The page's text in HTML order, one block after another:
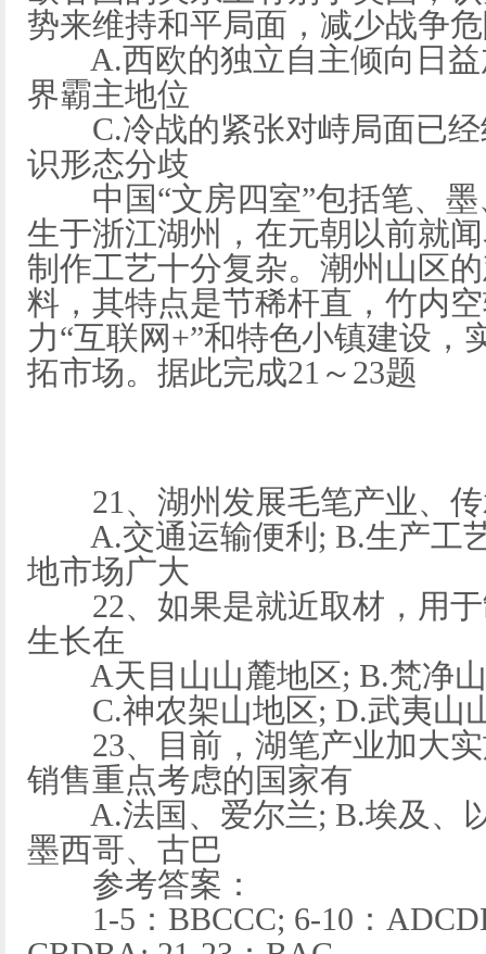
势来维持和平局面，减少战争
A.西欧的独立自主倾向日益
界霸主地位
C.冷战的紧张对峙局面已经
识形态分歧
中国“文房四室”包括笔、墨
生于浙江湖州，在元朝以前就
制作工艺十分复杂。潮州山区
料，其特点是节稀杆直，竹内
力“互联网+”和特色小镇建设，
拓市场。据此完成21～23题
21、湖州发展毛笔产业、传
A.交通运输便利; B.生产工
地市场广大
22、如果是就近取材，用于
生长在
A天目山山麓地区; B.梵净山
C.神农架山地区; D.武夷山
23、目前，湖笔产业加大实
销售重点考虑的国家有
A.法国、爱尔兰; B.埃及、
墨西哥、古巴
参考答案：
1-5：BBCCC; 6-10：